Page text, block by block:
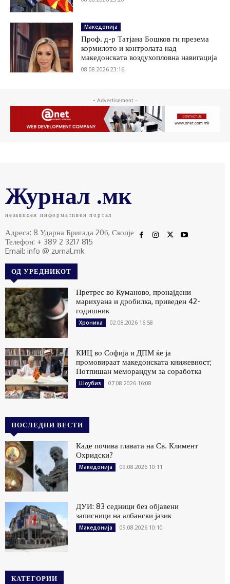
Македонија
Проф. д-р Татјана Бошков ги презема
кормилото и контролата над
македонската воздухопловна навигација
08.08.2026 23:16
- Advertisement -
Журнал .мк
независен информативен портал
Адреса: 8 Ударна Бригада 20б, Скопје
Телефон: + 389 2 3217 815
Email: info @ zurnal.mk
ОД УРЕДНИКОТ
Претрес во Куманово, пронајдени
марихуана и дробилка, приведен 42-
годишник
Хроника 02.08.2026 16:58
КИЦ во Софија и ДПМ ќе ја
промовираат македонската книжевност;
Потпишан меморандум за соработка
Шоубиз 07.08.2026 16:08
ПОСЛЕДНИ ВЕСТИ
Каде почива главата на Св. Климент
Охридски?
Македонија 09.08.2026 10:11
ДУИ: 83 седници без објавени
записници на албански јазик
Македонија 09.08.2026 10:10
КАТЕГОРИИ